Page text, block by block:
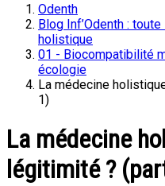
Odenth
Blog Inf’Odenth :
holistique
01 - Biocompatibilité
écologie
La médecine
1)
La médecine
légitimité ?